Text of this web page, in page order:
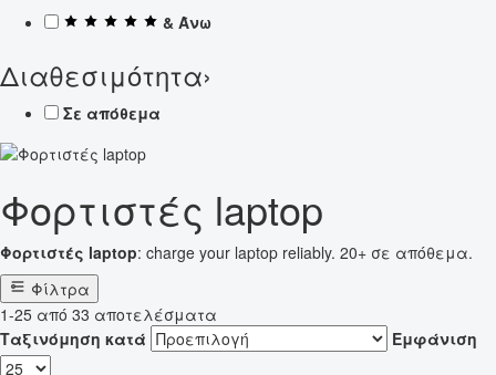
& Άνω
Διαθεσιμότητα›
Σε απόθεμα
Φορτιστές laptop
Φορτιστές laptop: charge your laptop reliably. 20+ σε απόθεμα.
Φίλτρα
1-25 από 33 αποτελέσματα
Ταξινόμηση κατά
Εμφάνιση